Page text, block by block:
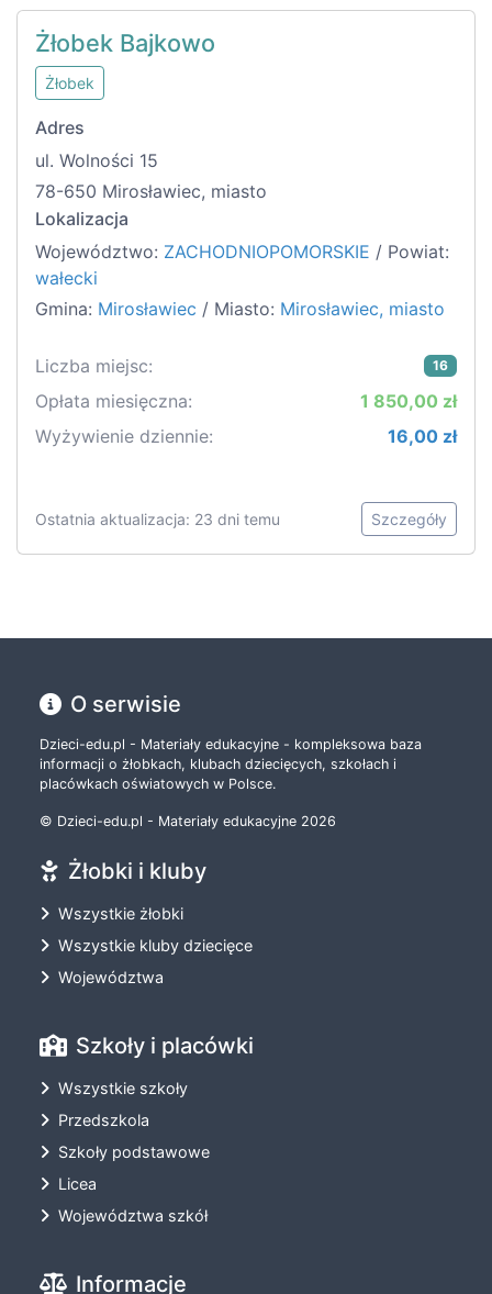
Żłobek Bajkowo
Żłobek
Adres
ul. Wolności 15
78-650 Mirosławiec, miasto
Lokalizacja
Województwo: ZACHODNIOPOMORSKIE / Powiat:
wałecki
Gmina: Mirosławiec / Miasto: Mirosławiec, miasto
Liczba miejsc: 16
Opłata miesięczna:
1 850,00 zł
Wyżywienie dziennie:
16,00 zł
Ostatnia aktualizacja: 23 dni temu Szczegóły
O serwisie
Dzieci-edu.pl - Materiały edukacyjne - kompleksowa baza
informacji o żłobkach, klubach dziecięcych, szkołach i
placówkach oświatowych w Polsce.
© Dzieci-edu.pl - Materiały edukacyjne 2026
Żłobki i kluby
Wszystkie żłobki
Wszystkie kluby dziecięce
Województwa
Szkoły i placówki
Wszystkie szkoły
Przedszkola
Szkoły podstawowe
Licea
Województwa szkół
Informacje